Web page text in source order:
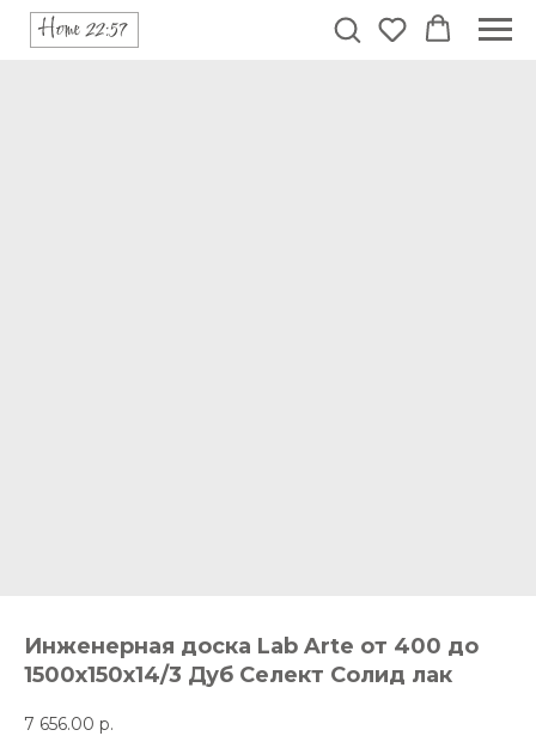
Инженерная доска Lab Arte от 400 до
1500х150х14/3 Дуб Селект Солид лак
7 656.00 р.